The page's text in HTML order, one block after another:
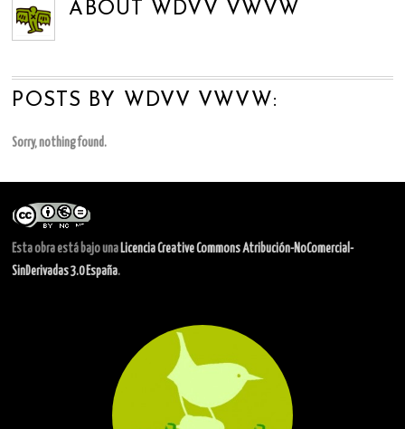
ABOUT WDVV VWVW
POSTS BY WDVV VWVW:
Sorry, nothing found.
Esta obra está bajo una Licencia Creative Commons Atribución-NoComercial-
SinDerivadas 3.0 España.